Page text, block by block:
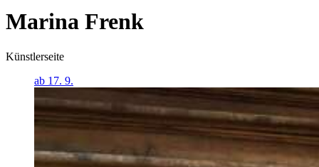
Marina Frenk
Künstlerseite
ab 17. 9.